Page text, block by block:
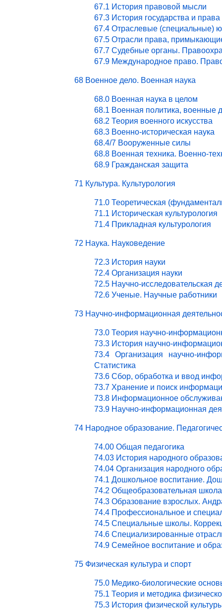
67.1 История правовой мысли
67.3 История государства и права
67.4 Отраслевые (специальные)
67.5 Отрасли права,
67.7 Судебные органы.
67.9 Международное право.
68 Военное дело. Военная наука
68.0 Военная наука в целом
68.1 Военная политика, военные
68.2 Теория военного искусства
68.3 Военно-историческая наука
68.4/7 Вооруженные силы
68.8 Военная техника. Военно-
68.9 Гражданская защита
71 Культура. Культурология
71.0 Теоретическая
71.1 Историческая культурология
71.4 Прикладная культурология
72 Наука. Науковедение
72.3 История науки
72.4 Организация науки
72.5 Научно-исследовательская
72.6 Ученые. Научные работники
73 Научно-информационная
73.0 Теория научно-
73.3 История научно-
73.4 Организация научно-
Статистика
73.6 Сбор, обработка и ввод
73.7 Хранение и поиск
73.8 Информационное
73.9 Научно-информационная
74 Народное образование.
74.00 Общая педагогика
74.03 История народного
74.04 Организация народного
74.1 Дошкольное воспитание.
74.2 Общеобразовательная
74.3 Образование взрослых.
74.4 Профессиональное и
74.5 Специальные школы.
74.6 Специализированные
74.9 Семейное воспитание и
75 Физическая культура и спорт
75.0 Медико-биологические
75.1 Теория и методика
75.3 История физической